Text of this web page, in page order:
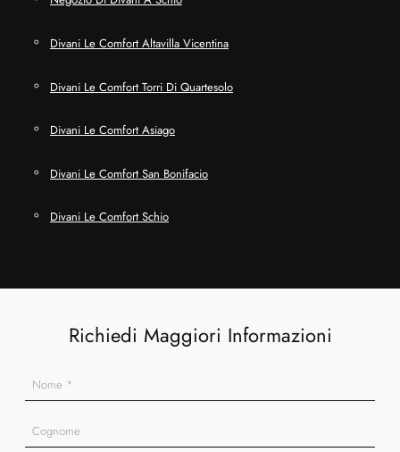
Divani Le Comfort Altavilla Vicentina
Divani Le Comfort Torri Di Quartesolo
Divani Le Comfort Asiago
Divani Le Comfort San Bonifacio
Divani Le Comfort Schio
Richiedi Maggiori Informazioni